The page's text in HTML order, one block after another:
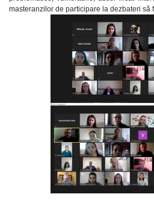
masteranzilor de participare la dezbateri să